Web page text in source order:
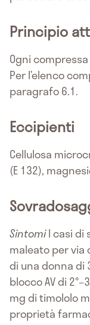
Principio
Ogni
Per l’elenco
paragrafo 6.1.
Eccipienti
Cellulosa
(E 132),
SintomiI casi di
maleato per via
di una donna di
blocco AV di
mg di timololo
proprietà